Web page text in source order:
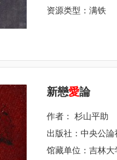
资源类型：满铁
新戀愛論
作者： 杉山平助
出版社：中央公論
馆藏单位：吉林大